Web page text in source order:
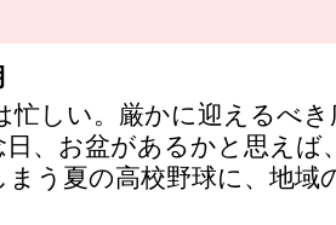
忙しい。厳かに迎えるべ
日、お盆があるかと思えば
まう夏の高校野球に、地域